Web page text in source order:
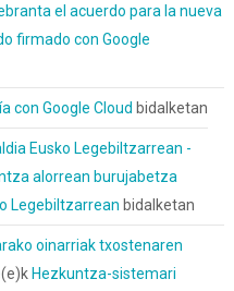
el acuerdo para la nueva
firmado con Google
con Google Cloud bidalketan
Eusko Legebiltzarrean -
alorrean burujabetza
Legebiltzarrean bidalketan
oinarriak txostenaren
(e)kHezkuntza-sistemari